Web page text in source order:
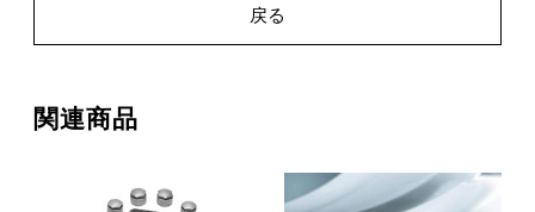
戻る
関連商品